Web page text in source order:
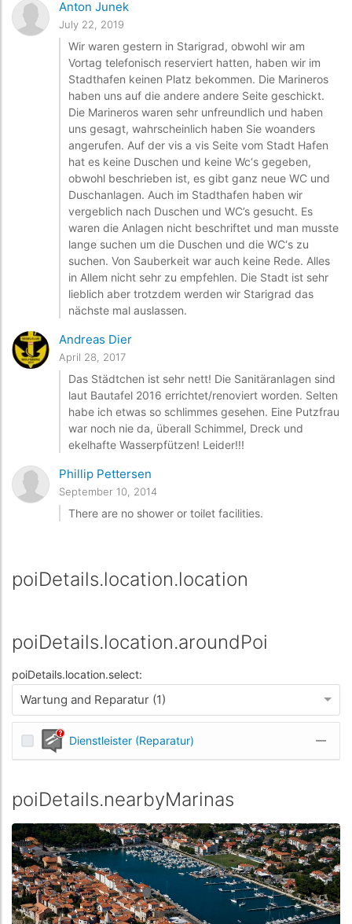
Anton Junek
July 22, 2019
Wir waren gestern in Starigrad, obwohl wir am
Vortag telefonisch reserviert hatten, haben wir im
Stadthafen keinen Platz bekommen. Die Marineros
haben uns auf die andere andere Seite geschickt.
Die Marineros waren sehr unfreundlich und haben
uns gesagt, wahrscheinlich haben Sie woanders
angerufen. Auf der vis a vis Seite vom Stadt Hafen
hat es keine Duschen und keine Wc‘s gegeben,
obwohl beschrieben ist, es gibt ganz neue WC und
Duschanlagen. Auch im Stadthafen haben wir
vergeblich nach Duschen und WC’s gesucht. Es
waren die Anlagen nicht beschriftet und man musste
lange suchen um die Duschen und die WC‘s zu
suchen. Von Sauberkeit war auch keine Rede. Alles
in Allem nicht sehr zu empfehlen. Die Stadt ist sehr
lieblich aber trotzdem werden wir Starigrad das
nächste mal auslassen.
Andreas Dier
April 28, 2017
Das Städtchen ist sehr nett! Die Sanitäranlagen sind
laut Bautafel 2016 errichtet/renoviert worden. Selten
habe ich etwas so schlimmes gesehen. Eine Putzfrau
war noch nie da, überall Schimmel, Dreck und
ekelhafte Wasserpfützen! Leider!!!
Phillip Pettersen
September 10, 2014
There are no shower or toilet facilities.
poiDetails.location.location
poiDetails.location.aroundPoi
poiDetails.location.select:
Wartung and Reparatur (1)
Dienstleister (Reparatur) —
poiDetails.nearbyMarinas